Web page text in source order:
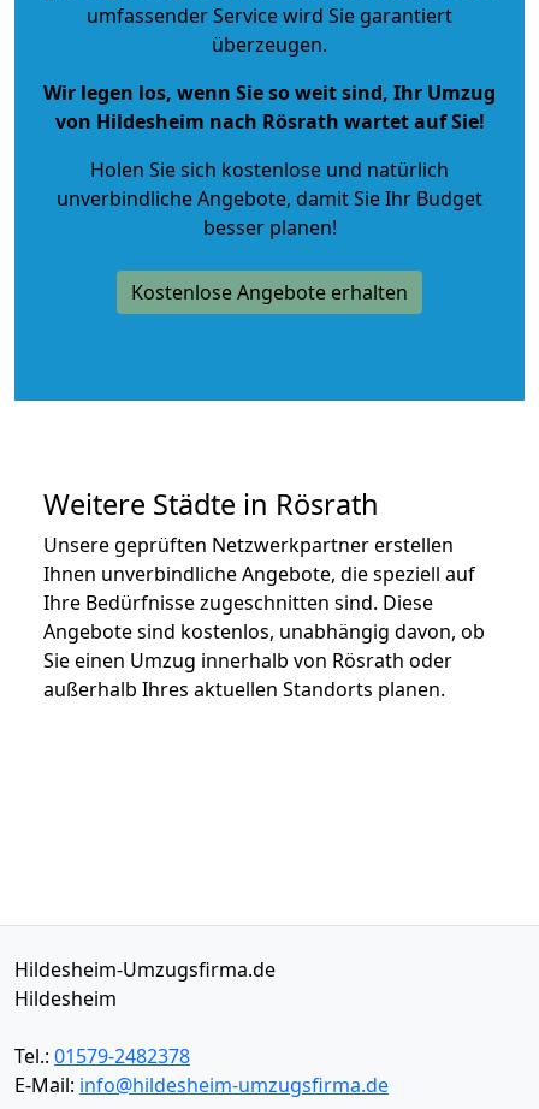
umfassender Service wird Sie garantiert
überzeugen.
Wir legen los, wenn Sie so weit sind, Ihr Umzug
von Hildesheim nach Rösrath wartet auf Sie!
Holen Sie sich kostenlose und natürlich
unverbindliche Angebote, damit Sie Ihr Budget
besser planen!
Kostenlose Angebote erhalten
Weitere Städte in Rösrath
Unsere geprüften Netzwerkpartner erstellen
Ihnen unverbindliche Angebote, die speziell auf
Ihre Bedürfnisse zugeschnitten sind. Diese
Angebote sind kostenlos, unabhängig davon, ob
Sie einen Umzug innerhalb von Rösrath oder
außerhalb Ihres aktuellen Standorts planen.
Hildesheim-Umzugsfirma.de
Hildesheim
Tel.: 01579-2482378
E-Mail: info@hildesheim-umzugsfirma.de